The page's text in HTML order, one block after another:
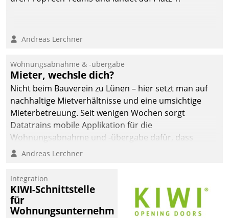
Andreas Lerchner
Wohnungsabnahme & -übergabe
Mieter, wechsle dich?
Nicht beim Bauverein zu Lünen – hier setzt man auf
nachhaltige Mietverhältnisse und eine umsichtige
Mieterbetreuung. Seit wenigen Wochen sorgt
Datatrains mobile Applikation für die
Wohnungsabnahme und -übergabe dafür, dass
Mieter wohlgeordnet kommen und, so es sein muss,
Andreas Lerchner
Integration
KIWI-Schnittstelle
für
Wohnungsunternehmen